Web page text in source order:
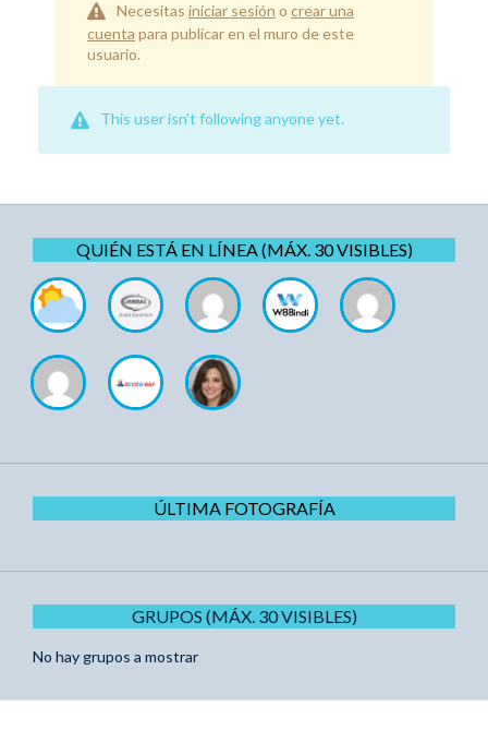
Necesitas iniciar sesión o crear una
cuenta para publicar en el muro de este
usuario.
This user isn't following anyone yet.
QUIÉN ESTÁ EN LÍNEA (MÁX. 30 VISIBLES)
ÚLTIMA FOTOGRAFÍA
GRUPOS (MÁX. 30 VISIBLES)
No hay grupos a mostrar